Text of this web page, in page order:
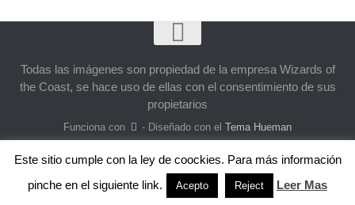
Todas las imágenes son propiedad de la empresa Wizards of
the Coast, se hace uso de ellas con el consentimiento de sus
propietarios
Funciona con - Diseñado con elTema Hueman
Este sitio cumple con la ley de coockies. Para más información
pinche en el siguiente link.
Acepto Reject Leer Mas